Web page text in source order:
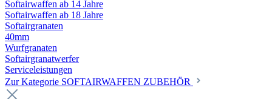
Softairwaffen ab 14 Jahre
Softairwaffen ab 18 Jahre
Softairgranaten
40mm
Wurfgranaten
Softairgranatwerfer
Serviceleistungen
Zur Kategorie SOFTAIRWAFFEN ZUBEHÖR